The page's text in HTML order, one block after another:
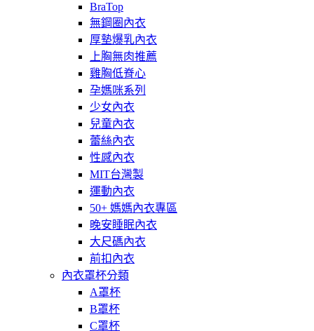
BraTop
無鋼圈內衣
厚墊爆乳內衣
上胸無肉推薦
雞胸低脊心
孕媽咪系列
少女內衣
兒童內衣
蕾絲內衣
性感內衣
MIT台灣製
運動內衣
50+ 媽媽內衣專區
晚安睡眠內衣
大尺碼內衣
前扣內衣
內衣罩杯分類
A罩杯
B罩杯
C罩杯